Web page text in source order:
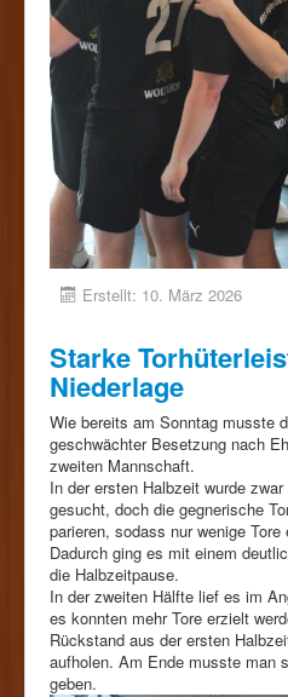
Erstellt: 10. März 2026
Starke
Niederlage
Wie bereits am Sonntag musste
geschwächter Besetzung nach
zweiten Mannschaft.
In der ersten Halbzeit wurde
gesucht, doch die gegnerische
parieren, sodass nur wenige
Dadurch ging es mit einem
die Halbzeitpause.
In der zweiten Hälfte lief es im
es konnten mehr Tore erzielt
Rückstand aus der ersten
aufholen. Am Ende musste man
geben.